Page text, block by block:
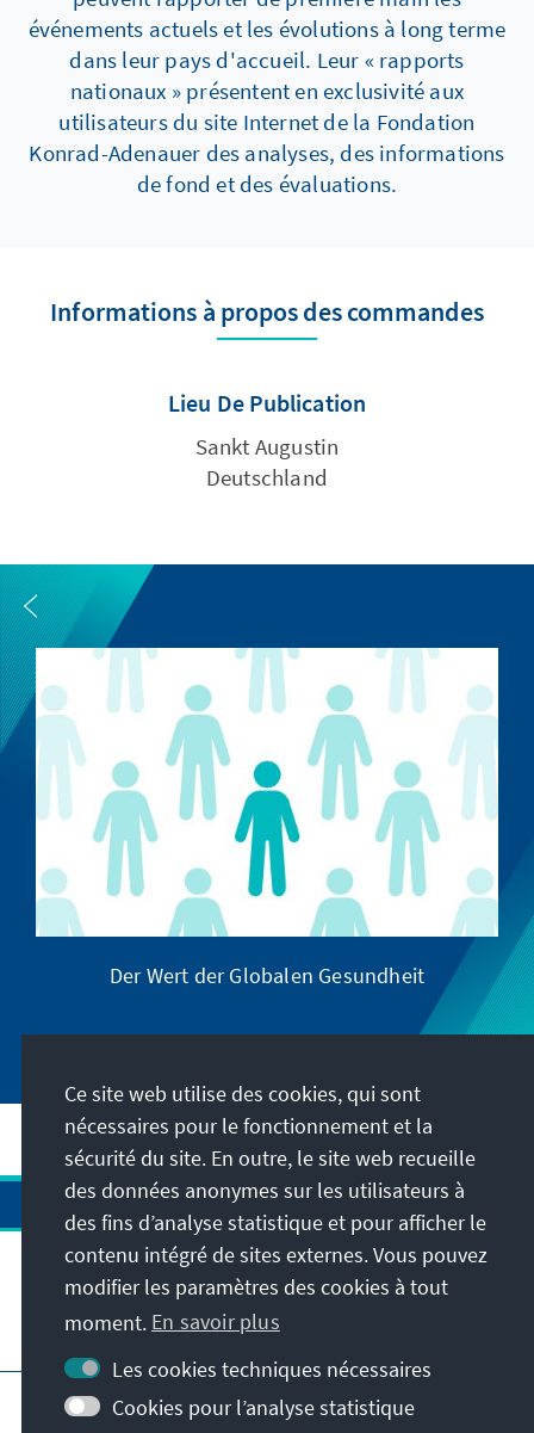
événements actuels et les évolutions à long terme
dans leur pays d'accueil. Leur « rapports
nationaux » présentent en exclusivité aux
utilisateurs du site Internet de la Fondation
Konrad-Adenauer des analyses, des informations
de fond et des évaluations.
Informations à propos des commandes
Lieu De Publication
Sankt Augustin
Deutschland
Der Wert der Globalen Gesundheit
Visitez aussi
Impressum
Protection des données
Conditions d'utilisation
Ce site web utilise des cookies, qui sont
nécessaires pour le fonctionnement et la
sécurité du site. En outre, le site web recueille
des données anonymes sur les utilisateurs à
des fins d’analyse statistique et pour afficher le
contenu intégré de sites externes. Vous pouvez
modifier les paramètres des cookies à tout
moment. En savoir plus
Les cookies techniques nécessaires
Cookies pour l’analyse statistique